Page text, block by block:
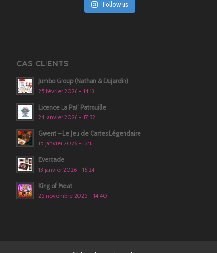
Follow us
CAS CLIENTS
Jumbo Group (Nathan & Dujardin)
25 février 2026 - 14:13
Licence La Pat’ Patrouille
24 janvier 2026 - 17:32
Gwent – Le Jeu de Cartes Légendaire
15 janvier 2026 - 13:13
Evercade
13 janvier 2026 - 16:24
King of Meat
25 novembre 2025 - 14:40